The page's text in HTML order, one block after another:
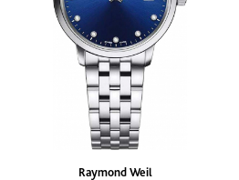
Raymond Weil